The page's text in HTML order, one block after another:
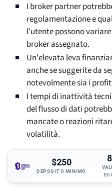
I broker partner
regolamentazione e
l'utente possono
broker assegnato.
Un'elevata leva
anche se suggerite da
notevolmente sia i
I tempi di inattività
del flusso di dati
mancate o reazioni
volatilità.
$250
DEPOSITO MINIMO